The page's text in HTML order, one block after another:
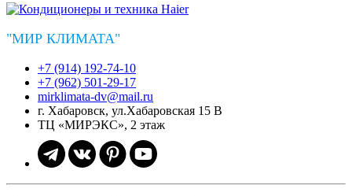
"МИР КЛИМАТА"
+7 (914) 192-74-10
+7 (962) 501-29-17
mirklimata-dv@mail.ru
г. Хабаровск, ул.Хабаровская 15 В
ТЦ «МИРЭКС», 2 этаж